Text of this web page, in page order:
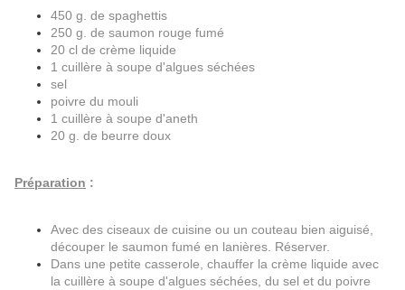
450 g. de spaghettis
250 g. de saumon rouge fumé
20 cl de crème liquide
1 cuillère à soupe d'algues séchées
sel
poivre du mouli
1 cuillère à soupe d'aneth
20 g. de beurre doux
Préparation :
Avec des ciseaux de cuisine ou un couteau bien aiguisé,
découper le saumon fumé en lanières. Réserver.
Dans une petite casserole, chauffer la crème liquide avec
la cuillère à soupe d'algues séchées, du sel et du poivre